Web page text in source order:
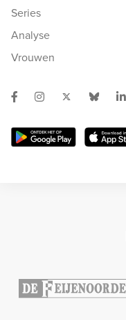
Series
Analyse
Vrouwen